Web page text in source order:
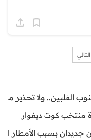
التالي
منتخب كوت ديفوار
جديدان بسبب الأمطار